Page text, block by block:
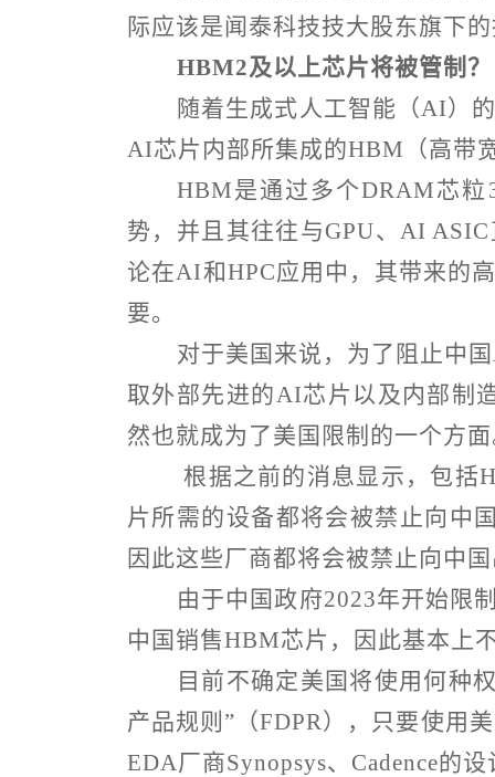
际应该是闻泰科技技大股东旗下
HBM2及以上芯片将被管制？
随着生成式人工智能（AI）
AI芯片内部所集成的HBM （高带
HBM是通过多个DRAM芯粒
势，并且其往往与GPU、 AI ASIC
论在AI和HPC应用中，其带来的
要。
对于美国来说，为了阻止中国
取外部先进的AI芯片以及内部制
然也就成为了美国限制的一个方
根据之前的消息显示，包括
片所需的设备都将会被禁止向中
因此这些厂商都将会被禁止向中
由于中国政府2023年开始限
中国销售HBM芯片，因此基本上
目前不确定美国将使用何种
产品规则 ” （FDPR），只要使用
EDA厂商Synopsys、 Cadence的设